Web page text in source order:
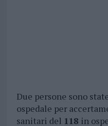
Due persone sono
ospedale per
sanitari del 118 in